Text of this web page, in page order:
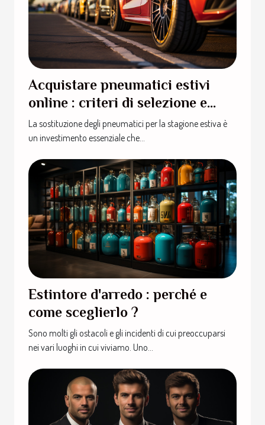
Acquistare pneumatici estivi
online : criteri di selezione e
precauzioni da adottare per la
scelta migliore
La sostituzione degli pneumatici per la stagione estiva è
un investimento essenziale che...
Estintore d'arredo : perché e
come sceglierlo ?
Sono molti gli ostacoli e gli incidenti di cui preoccuparsi
nei vari luoghi in cui viviamo. Uno...